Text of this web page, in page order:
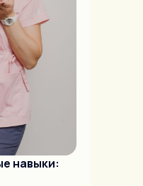
навыки: